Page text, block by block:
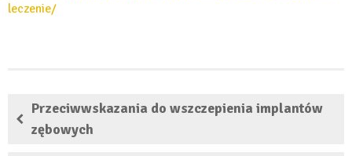
leczenie/
Przeciwwskazania do wszczepienia implantów
zębowych